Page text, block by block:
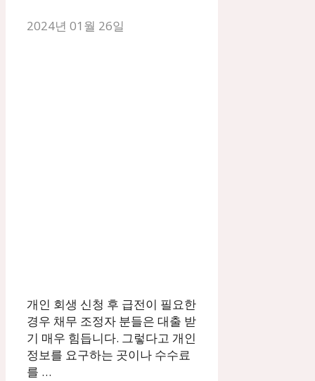
2024년 01월 26일
개인 회생 신청 후 급전이 필요한
경우 채무 조정자 분들은 대출 받
기 매우 힘듭니다. 그렇다고 개인
정보를 요구하는 곳이나 수수료
를 …